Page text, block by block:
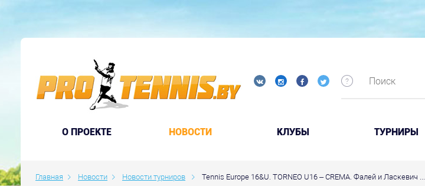
O ПРОЕКТЕ НОВОСТИ КЛУБЫ ТУРНИРЫ
Главная Новости Новости турниров Tennis Europe 16&U. TORNEO U16 – CREMA. Фалей и Ласкевич ...